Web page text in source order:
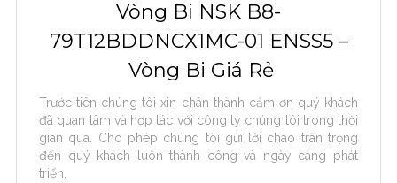
Vòng Bi NSK B8-
79T12BDDNCX1MC-01 ENSS5 –
Vòng Bi Giá Rẻ
Trước tiên chúng tôi xin chân thành cảm ơn quý khách
đã quan tâm và hợp tác với công ty chúng tôi trong thời
gian qua. Cho phép chúng tôi gửi lời chào trân trọng
đến quý khách luôn thành công và ngày càng phát
triển.